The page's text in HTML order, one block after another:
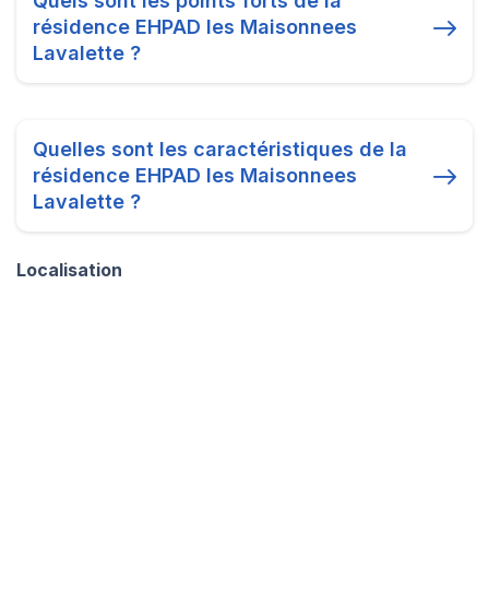
résidence EHPAD les Maisonnees
Lavalette ?
Quelles sont les caractéristiques de la
résidence EHPAD les Maisonnees
Lavalette ?
Localisation